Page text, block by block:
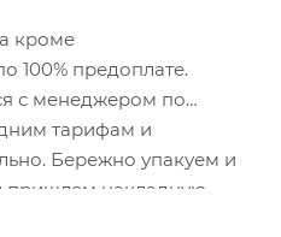
кроме
100% предоплате.
с менеджером по
тарифам и
Бережно упакуем и
пришлем накладную.